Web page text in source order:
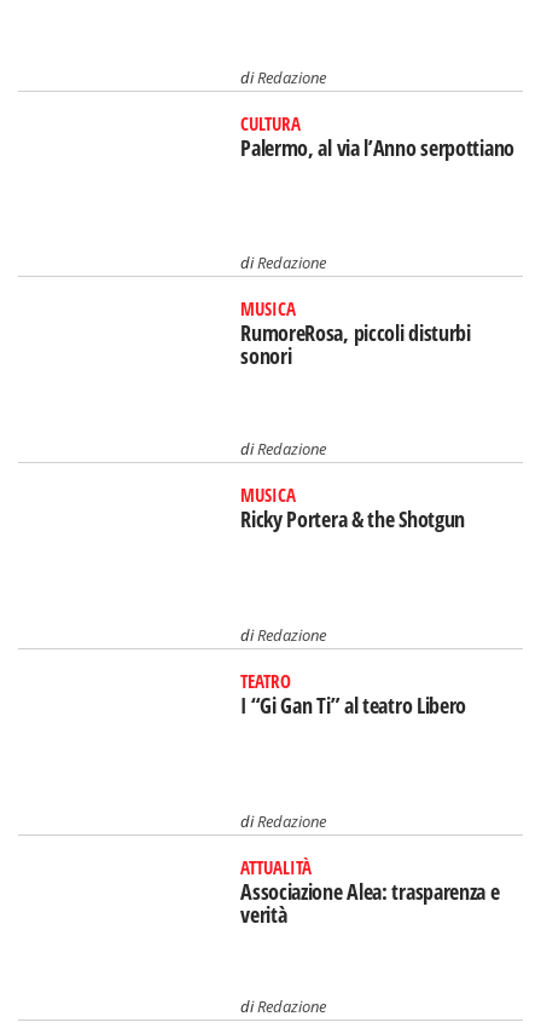
diRedazione
CULTURA
Palermo, al via l’Anno serpottiano
diRedazione
MUSICA
RumoreRosa, piccoli disturbi
sonori
diRedazione
MUSICA
Ricky Portera & the Shotgun
diRedazione
TEATRO
I “Gi Gan Ti” al teatro Libero
diRedazione
ATTUALITÀ
Associazione Alea: trasparenza e
verità
diRedazione